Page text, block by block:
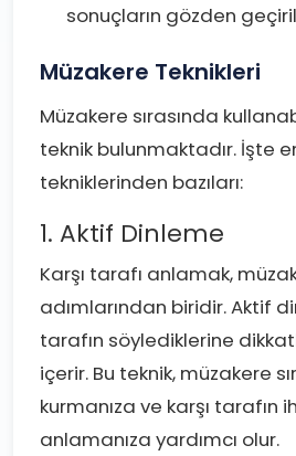
sonuçların gözden
Müzakere Teknikleri
Müzakere sırasında
teknik bulunmaktadır. İşte
tekniklerinden bazıları:
1. Aktif Dinleme
Karşı tarafı anlamak,
adımlarından biridir. Aktif
tarafın söylediklerine
içerir. Bu teknik, müzakere
kurmanıza ve karşı tarafın
anlamanıza yardımcı olur.